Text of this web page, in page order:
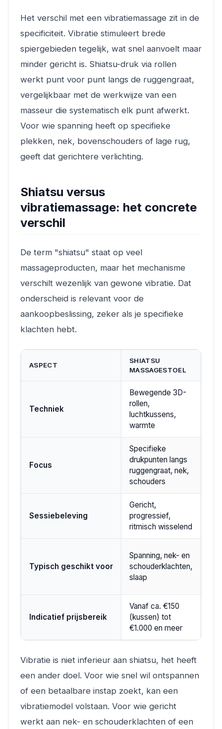
Het verschil met een vibratiemassage zit in de
specificiteit. Vibratie stimuleert brede
spiergebieden tegelijk, wat snel aanvoelt maar
minder gericht is. Shiatsu-druk via rollen
werkt punt voor punt langs de ruggengraat,
vergelijkbaar met de werkwijze van een
masseur die systematisch elk punt afwerkt.
Voor wie spanning heeft op specifieke
plekken, nek, bovenschouders of lage rug,
geeft dat gerichtere verlichting.
Shiatsu versus
vibratiemassage: het concrete
verschil
De term "shiatsu" staat op veel
massageproducten, maar het mechanisme
verschilt wezenlijk van gewone vibratie. Dat
onderscheid is relevant voor de
aankoopbeslissing, zeker als je specifieke
klachten hebt.
ASPECT
SHIATSU
MASSAGESTOEL
Techniek
Bewegende 3D-
rollen,
luchtkussens,
warmte
Focus
Specifieke
drukpunten langs
ruggengraat, nek,
schouders
Sessiebeleving
Gericht,
progressief,
ritmisch wisselend
Typisch geschikt voor
Spanning, nek- en
schouderklachten,
slaap
Indicatief prijsbereik
Vanaf ca. €150
(kussen) tot
€1.000 en meer
Vibratie is niet inferieur aan shiatsu, het heeft
een ander doel. Voor wie snel wil ontspannen
of een betaalbare instap zoekt, kan een
vibratiemodel volstaan. Voor wie gericht
werkt aan nek- en schouderklachten of een